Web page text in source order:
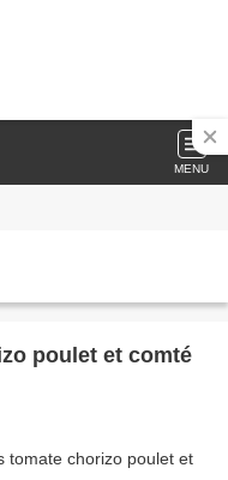
MENU
poulet et comté